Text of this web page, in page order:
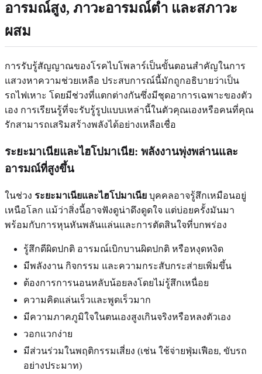
อารมณ์สูง, ภาวะอารมณ์ต่ำ และสภาวะ
ผสม
การรับรู้สัญญาณของโรคไบโพลาร์เป็นขั้นตอนสำคัญในการ
แสวงหาความช่วยเหลือ ประสบการณ์นี้มักถูกอธิบายว่าเป็น
รถไฟเหาะ โดยมีช่วงที่แตกต่างกันซึ่งมีชุดอาการเฉพาะของตัว
เอง การเรียนรู้ที่จะรับรู้รูปแบบเหล่านี้ในตัวคุณเองหรือคนที่คุณ
รักสามารถเสริมสร้างพลังได้อย่างเหลือเชื่อ
ระยะมาเนียและไฮโปมาเนีย: พลังงานพุ่งพล่านและ
อารมณ์ที่สูงขึ้น
ในช่วง ระยะมาเนียและไฮโปมาเนีย บุคคลอาจรู้สึกเหมือนอยู่
เหนือโลก แม้ว่าสิ่งนี้อาจฟังดูน่าดึงดูดใจ แต่บ่อยครั้งมันมา
พร้อมกับการหุนหันพลันแล่นและการตัดสินใจที่บกพร่อง
รู้สึกดีผิดปกติ อารมณ์เบิกบานผิดปกติ หรือหงุดหงิด
มีพลังงาน กิจกรรม และความกระสับกระส่ายเพิ่มขึ้น
ต้องการการนอนหลับน้อยลงโดยไม่รู้สึกเหนื่อย
ความคิดแล่นเร็วและพูดเร็วมาก
มีความภาคภูมิใจในตนเองสูงเกินจริงหรือหลงตัวเอง
วอกแวกง่าย
มีส่วนร่วมในพฤติกรรมเสี่ยง (เช่น ใช้จ่ายฟุ่มเฟือย, ขับรถ
อย่างประมาท)